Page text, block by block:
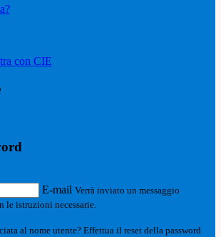
con CIE
E-mail Verrà inviato un messaggio
istruzioni necessarie.
al nome utente? Effettua il reset della password